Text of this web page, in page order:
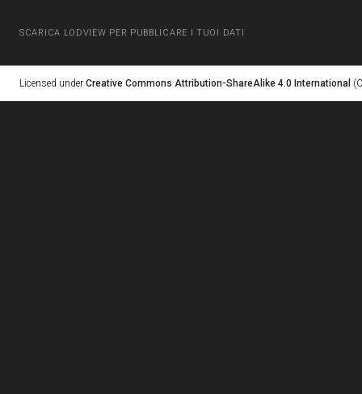
SCARICA LODVIEW PER PUBBLICARE I TUOI DATI
Licensed under Creative Commons Attribution-ShareAlike 4.0 International